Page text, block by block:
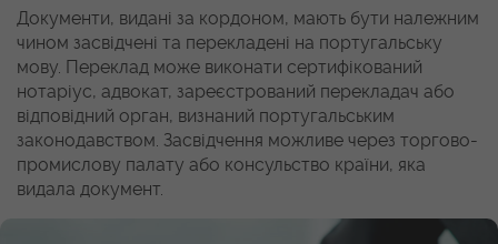
Документи, видані за кордоном, мають бути належним
чином засвідчені та перекладені на португальську
мову. Переклад може виконати сертифікований
нотаріус, адвокат, зареєстрований перекладач або
відповідний орган, визнаний португальським
законодавством. Засвідчення можливе через торгово-
промислову палату або консульство країни, яка
видала документ.